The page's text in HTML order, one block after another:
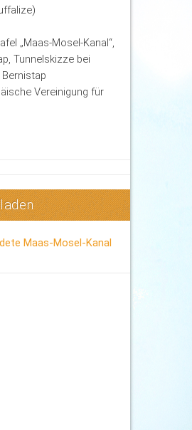
„Maas-Mosel-Kanal“,
Tunnelskizze bei
Vereinigung für
Maas-Mosel-Kanal